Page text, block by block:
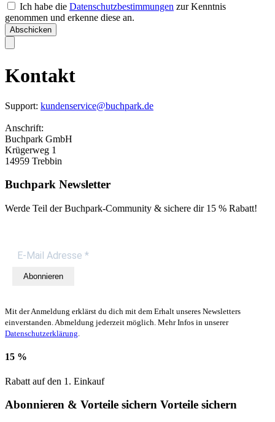
Ich habe die Datenschutzbestimmungen zur Kenntnis
genommen und erkenne diese an.
Abschicken
Kontakt
Support: kundenservice@buchpark.de
Anschrift:
Buchpark GmbH
Krügerweg 1
14959 Trebbin
Buchpark Newsletter
Werde Teil der Buchpark-Community & sichere dir 15 % Rabatt!
Abonnieren
Mit der Anmeldung erklärst du dich mit dem Erhalt unseres Newsletters
einverstanden. Abmeldung jederzeit möglich. Mehr Infos in unserer
Datenschutzerklärung.
15 %
Rabatt auf den 1. Einkauf
Abonnieren & Vorteile sichern Vorteile sichern